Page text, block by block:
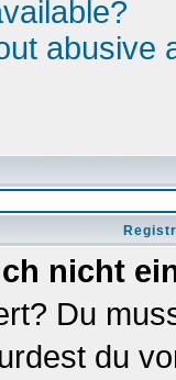
abusive
nicht
Du
du